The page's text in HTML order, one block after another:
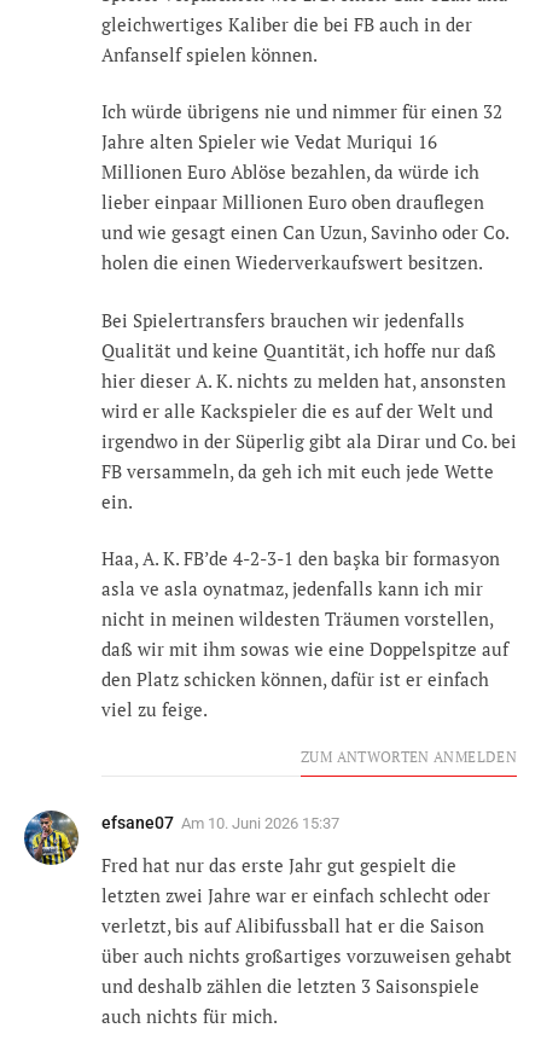
gleichwertiges Kaliber die bei FB auch in der
Anfanself spielen können.
Ich würde übrigens nie und nimmer für einen 32
Jahre alten Spieler wie Vedat Muriqui 16
Millionen Euro Ablöse bezahlen, da würde ich
lieber einpaar Millionen Euro oben drauflegen
und wie gesagt einen Can Uzun, Savinho oder Co.
holen die einen Wiederverkaufswert besitzen.
Bei Spielertransfers brauchen wir jedenfalls
Qualität und keine Quantität, ich hoffe nur daß
hier dieser A. K. nichts zu melden hat, ansonsten
wird er alle Kackspieler die es auf der Welt und
irgendwo in der Süperlig gibt ala Dirar und Co. bei
FB versammeln, da geh ich mit euch jede Wette
ein.
Haa, A. K. FB’de 4-2-3-1 den başka bir formasyon
asla ve asla oynatmaz, jedenfalls kann ich mir
nicht in meinen wildesten Träumen vorstellen,
daß wir mit ihm sowas wie eine Doppelspitze auf
den Platz schicken können, dafür ist er einfach
viel zu feige.
ZUM ANTWORTEN ANMELDEN
efsane07 Am 10. Juni 2026 15:37
Fred hat nur das erste Jahr gut gespielt die
letzten zwei Jahre war er einfach schlecht oder
verletzt, bis auf Alibifussball hat er die Saison
über auch nichts großartiges vorzuweisen gehabt
und deshalb zählen die letzten 3 Saisonspiele
auch nichts für mich.